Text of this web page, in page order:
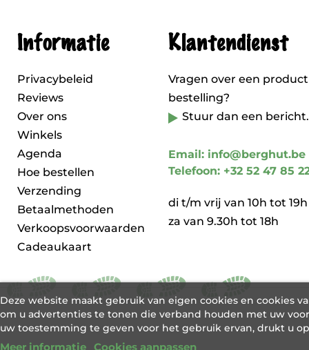
Informatie
Privacybeleid
Reviews
Over ons
Winkels
Agenda
Hoe bestellen
Verzending
Betaalmethoden
Verkoopsvoorwaarden
Cadeaukaart
Klantendienst
Vragen over een
bestelling?
Stuur dan een bericht.
Email: info@berghut.be
Telefoon: +32 52 47 85
di t/m vrij van 10h tot 19h
za van 9.30h tot 18h
Deze website maakt gebruik van eigen cookies en cookies
om u advertenties te tonen die verband houden met uw
uw toestemming te geven voor het gebruik ervan, drukt u
Meer informatie Cookies aanpassen